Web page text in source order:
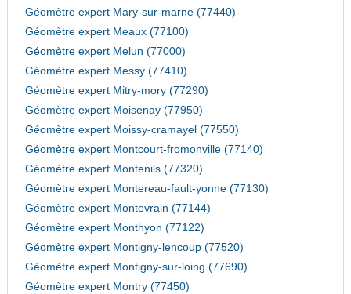
Géomètre expert Mary-sur-marne (77440)
Géomètre expert Meaux (77100)
Géomètre expert Melun (77000)
Géomètre expert Messy (77410)
Géomètre expert Mitry-mory (77290)
Géomètre expert Moisenay (77950)
Géomètre expert Moissy-cramayel (77550)
Géomètre expert Montcourt-fromonville (77140)
Géomètre expert Montenils (77320)
Géomètre expert Montereau-fault-yonne (77130)
Géomètre expert Montevrain (77144)
Géomètre expert Monthyon (77122)
Géomètre expert Montigny-lencoup (77520)
Géomètre expert Montigny-sur-loing (77690)
Géomètre expert Montry (77450)